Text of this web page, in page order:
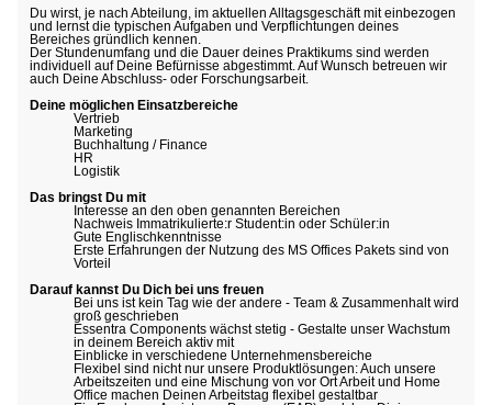
Du wirst, je nach Abteilung, im aktuellen Alltagsgeschäft mit einbezogen
und lernst die typischen Aufgaben und Verpflichtungen deines
Bereiches gründlich kennen.
Der Stundenumfang und die Dauer deines Praktikums sind werden
individuell auf Deine Befürnisse abgestimmt. Auf Wunsch betreuen wir
auch Deine Abschluss- oder Forschungsarbeit.
Deine möglichen Einsatzbereiche
Vertrieb
Marketing
Buchhaltung / Finance
HR
Logistik
Das bringst Du mit
Interesse an den oben genannten Bereichen
Nachweis Immatrikulierte:r Student:in oder Schüler:in
Gute Englischkenntnisse
Erste Erfahrungen der Nutzung des MS Offices Pakets sind von
Vorteil
Darauf kannst Du Dich bei uns freuen
Bei uns ist kein Tag wie der andere - Team & Zusammenhalt wird
groß geschrieben
Essentra Components wächst stetig - Gestalte unser Wachstum
in deinem Bereich aktiv mit
Einblicke in verschiedene Unternehmensbereiche
Flexibel sind nicht nur unsere Produktlösungen: Auch unsere
Arbeitszeiten und eine Mischung von vor Ort Arbeit und Home
Office machen Deinen Arbeitstag flexibel gestaltbar